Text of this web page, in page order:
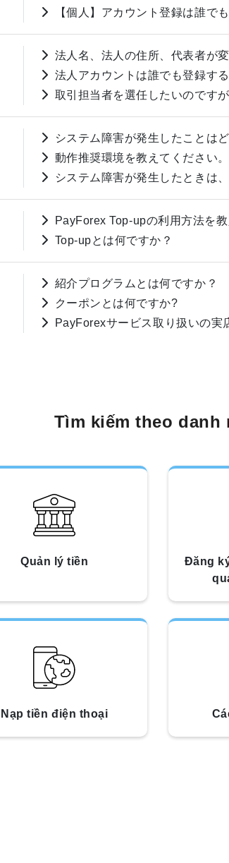
【個人】アカウント登録は誰で
法人名、法人の住所、代表者が
法人アカウントは誰でも登録す
取引担当者を選任したいのです
システム障害が発生したことは
動作推奨環境を教えてください。
システム障害が発生したときは
PayForex Top-upの利用方法を教
Top-upとは何ですか？
紹介プログラムとは何ですか？
クーポンとは何ですか?
PayForexサービス取り扱いの実
Tìm kiếm theo danh
Quản lý tiền
Đăng
Nạp tiền điện thoại